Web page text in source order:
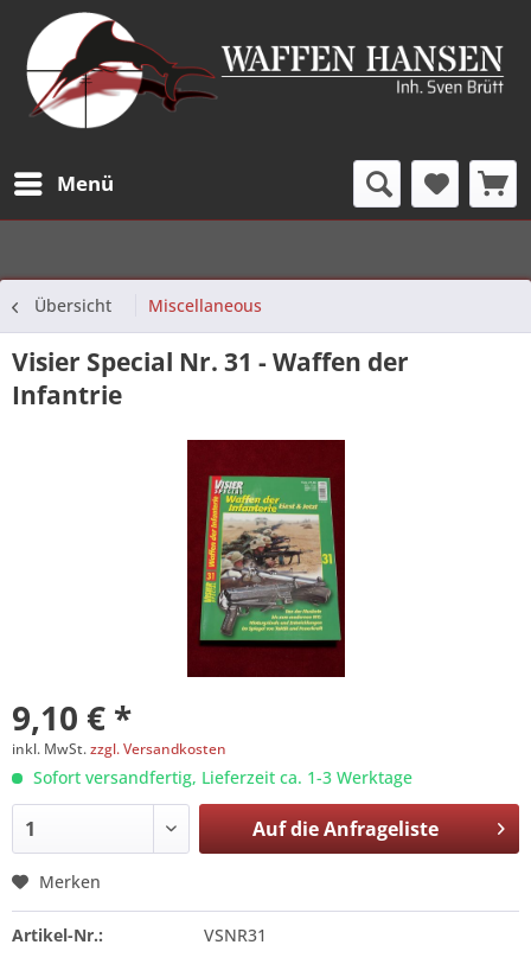
Menü
Übersicht Miscellaneous
Visier Special Nr. 31 - Waffen der
Infantrie
9,10 € *
inkl. MwSt.zzgl. Versandkosten
Sofort versandfertig, Lieferzeit ca. 1-3 Werktage
Auf dieAnfrageliste
Merken
Artikel-Nr.: VSNR31